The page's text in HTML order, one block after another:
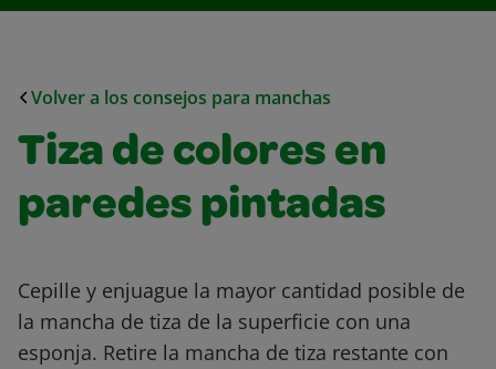
Volver a los consejos para manchas
Tiza de colores en
paredes pintadas
Cepille y enjuague la mayor cantidad posible de
la mancha de tiza de la superficie con una
esponja. Retire la mancha de tiza restante con